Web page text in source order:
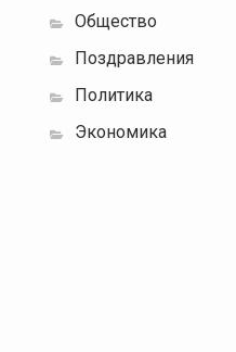
Общество
Поздравления
Политика
Экономика